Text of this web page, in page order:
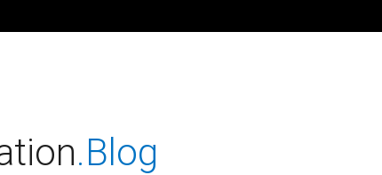
.Blog